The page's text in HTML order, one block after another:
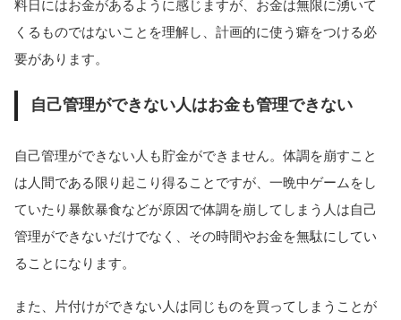
料日にはお金があるように感じますが、お金は無限に湧いて
くるものではないことを理解し、計画的に使う癖をつける必
要があります。
自己管理ができない人はお金も管理できない
自己管理ができない人も貯金ができません。体調を崩すこと
は人間である限り起こり得ることですが、一晩中ゲームをし
ていたり暴飲暴食などが原因で体調を崩してしまう人は自己
管理ができないだけでなく、その時間やお金を無駄にしてい
ることになります。
また、片付けができない人は同じものを買ってしまうことが